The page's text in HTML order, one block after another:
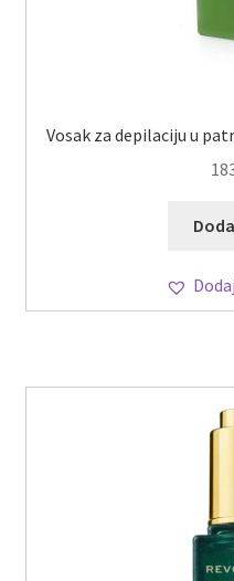
Vosak za depilaciju u